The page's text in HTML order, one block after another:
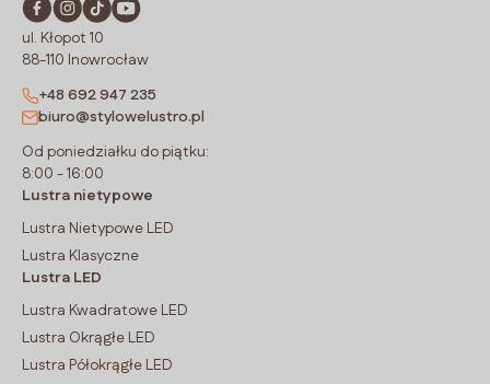
ul. Kłopot 10
88-110 Inowrocław
+48 692 947 235
biuro@stylowelustro.pl
Od poniedziałku do piątku:
8:00 - 16:00
Lustra nietypowe
Lustra Nietypowe LED
Lustra Klasyczne
Lustra LED
Lustra Kwadratowe LED
Lustra Okrągłe LED
Lustra Półokrągłe LED